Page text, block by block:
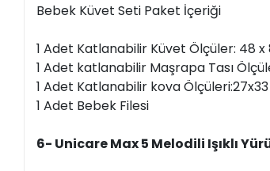
Bebek Küvet Seti Paket İçeriği
1 Adet Katlanabilir Küvet Ölçüler: 48
1 Adet katlanabilir Maşrapa Tası
1 Adet Katlanabilir kova
1 Adet Bebek Filesi
6- Unicare Max 5 Melodili Işıklı